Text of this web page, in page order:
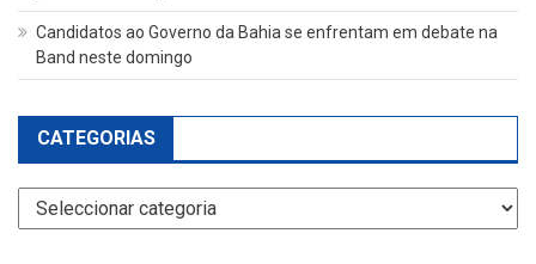
Candidatos ao Governo da Bahia se enfrentam em debate na
Band neste domingo
CATEGORIAS
Categorias